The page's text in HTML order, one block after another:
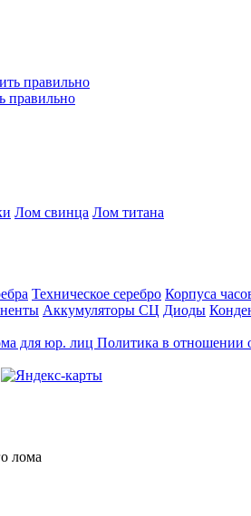
правильно
Лом свинца Лом титана
Техническое серебро Корпуса
Аккумуляторы СЦ Диоды
для юр. лиц Политика в отношении
лома